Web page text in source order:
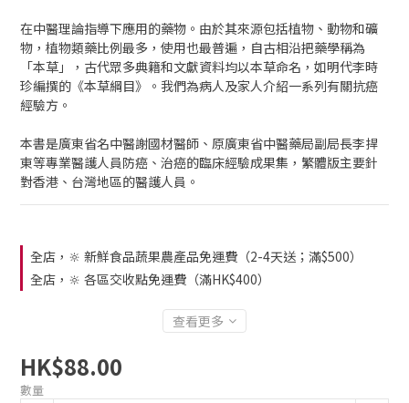
在中醫理論指導下應用的藥物。由於其來源包括植物、動物和礦
物，植物類藥比例最多，使用也最普遍，自古相沿把藥學稱為
「本草」，古代眾多典籍和文獻資料均以本草命名，如明代李時
珍編撰的《本草綱目》。我們為病人及家人介紹一系列有關抗癌
經驗方。
本書是廣東省名中醫謝國材醫師、原廣東省中醫藥局副局長李捍
東等專業醫護人員防癌、治癌的臨床經驗成果集，繁體版主要針
對香港、台灣地區的醫護人員。
全店，🔆 新鮮食品蔬果農產品免運費（2-4天送；滿$500）
全店，🔆 各區交收點免運費（滿HK$400）
查看更多
HK$88.00
數量